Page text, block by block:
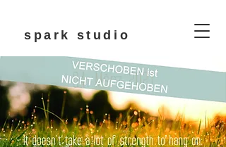
spark studio